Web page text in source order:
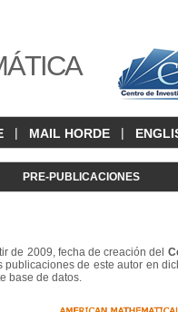
| MAIL HORDE |
PRE-PUBLICACIONES
de 2009, fecha de creación del
de este autor en
base de datos.